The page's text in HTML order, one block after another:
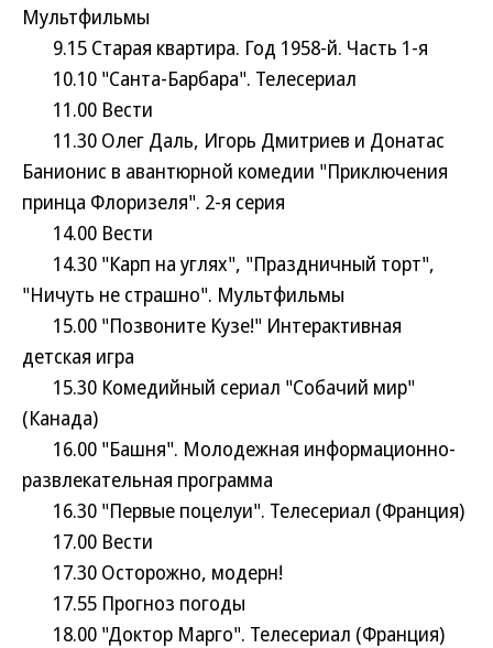
Мультфильмы
9.15 Старая квартира. Год 1958-й. Часть 1-я
10.10 "Санта-Барбара". Телесериал
11.00 Вести
11.30 Олег Даль, Игорь Дмитриев и Донатас
Банионис в авантюрной комедии "Приключения
принца Флоризеля". 2-я серия
14.00 Вести
14.30 "Карп на углях", "Праздничный торт",
"Ничуть не страшно". Мультфильмы
15.00 "Позвоните Кузе!" Интерактивная
детская игра
15.30 Комедийный сериал "Собачий мир"
(Канада)
16.00 "Башня". Молодежная информационно-
развлекательная программа
16.30 "Первые поцелуи". Телесериал (Франция)
17.00 Вести
17.30 Осторожно, модерн!
17.55 Прогноз погоды
18.00 "Доктор Марго". Телесериал (Франция)